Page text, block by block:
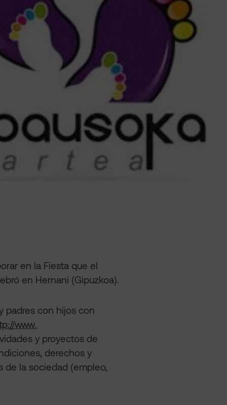
en la Fiesta que el
en Hernani (Gipuzkoa).
padres con hijos con
www.
y proyectos de
derechos y
de la sociedad (empleo,